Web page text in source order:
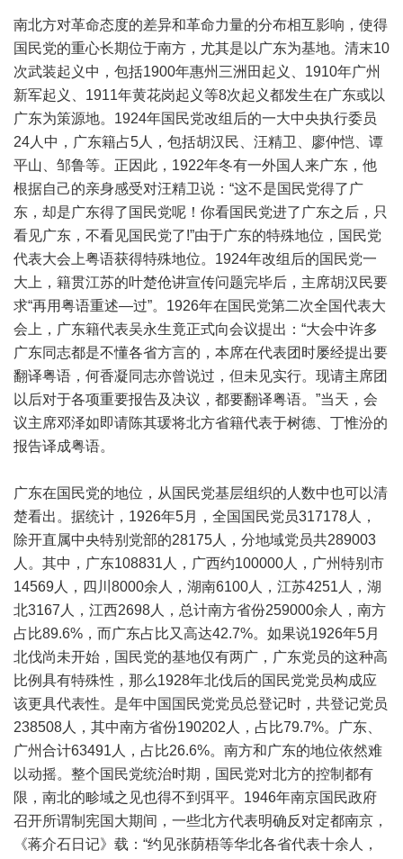
南北方对革命态度的差异和革命力量的分布相互影响，使得
国民党的重心长期位于南方，尤其是以广东为基地。清末10
次武装起义中，包括1900年惠州三洲田起义、1910年广州
新军起义、1911年黄花岗起义等8次起义都发生在广东或以
广东为策源地。1924年国民党改组后的一大中央执行委员
24人中，广东籍占5人，包括胡汉民、汪精卫、廖仲恺、谭
平山、邹鲁等。正因此，1922年冬有一外国人来广东，他
根据自己的亲身感受对汪精卫说：“这不是国民党得了广
东，却是广东得了国民党呢！你看国民党进了广东之后，只
看见广东，不看见国民党了!”由于广东的特殊地位，国民党
代表大会上粤语获得特殊地位。1924年改组后的国民党一
大上，籍贯江苏的叶楚伧讲宣传问题完毕后，主席胡汉民要
求“再用粤语重述—过”。1926年在国民党第二次全国代表大
会上，广东籍代表吴永生竟正式向会议提出：“大会中许多
广东同志都是不懂各省方言的，本席在代表团时屡经提出要
翻译粤语，何香凝同志亦曾说过，但未见实行。现请主席团
以后对于各项重要报告及决议，都要翻译粤语。”当天，会
议主席邓泽如即请陈其瑗将北方省籍代表于树德、丁惟汾的
报告译成粤语。
广东在国民党的地位，从国民党基层组织的人数中也可以清
楚看出。据统计，1926年5月，全国国民党员317178人，
除开直属中央特别党部的28175人，分地域党员共289003
人。其中，广东108831人，广西约100000人，广州特别市
14569人，四川8000余人，湖南6100人，江苏4251人，湖
北3167人，江西2698人，总计南方省份259000余人，南方
占比89.6%，而广东占比又高达42.7%。如果说1926年5月
北伐尚未开始，国民党的基地仅有两广，广东党员的这种高
比例具有特殊性，那么1928年北伐后的国民党党员构成应
该更具代表性。是年中国国民党党员总登记时，共登记党员
238508人，其中南方省份190202人，占比79.7%。广东、
广州合计63491人，占比26.6%。南方和广东的地位依然难
以动摇。整个国民党统治时期，国民党对北方的控制都有
限，南北的畛域之见也得不到弭平。1946年南京国民政府
召开所谓制宪国大期间，一些北方代表明确反对定都南京，
《蒋介石日记》载：“约见张荫梧等华北各省代表十余人，